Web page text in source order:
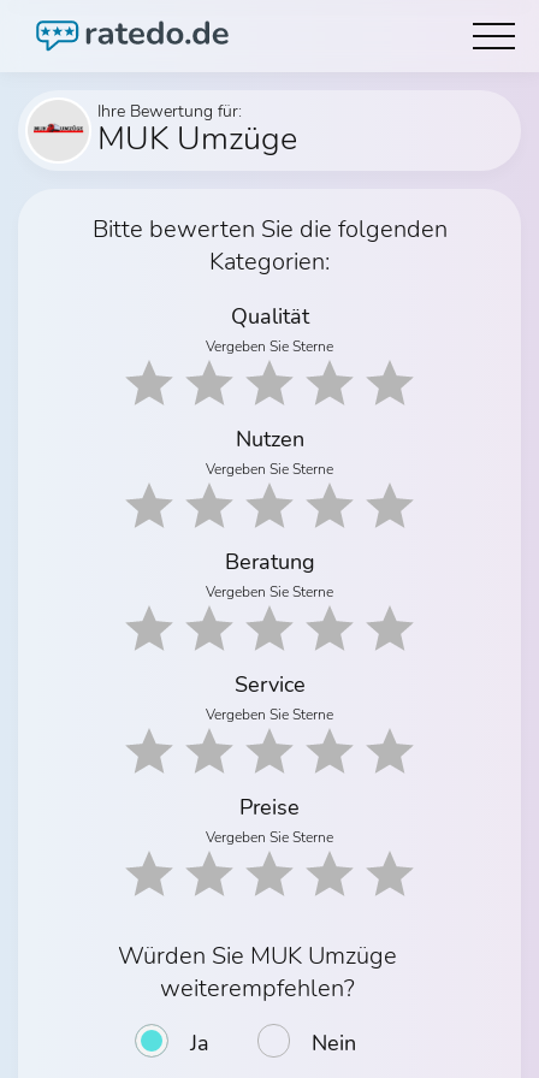
Ihre Bewertung für:
MUK Umzüge
Bitte bewerten Sie die folgenden
Kategorien:
Qualität
Vergeben Sie Sterne
Nutzen
Vergeben Sie Sterne
Beratung
Vergeben Sie Sterne
Service
Vergeben Sie Sterne
Preise
Vergeben Sie Sterne
Würden Sie MUK Umzüge
weiterempfehlen?
Ja Nein